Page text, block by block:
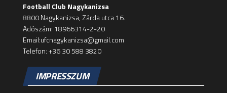
Football Club Nagykanizsa
8800 Nagykanizsa, Zárda utca 16.
Adószám: 18966314-2-20
Email:ufcnagykanizsa@gmail.com
Telefon: +36 30 588 3820
IMPRESSZUM